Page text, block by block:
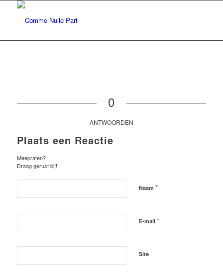
0
ANTWOORDEN
Plaats een Reactie
Meepraten?
Draag gerust bij!
Naam *
E-mail *
Site